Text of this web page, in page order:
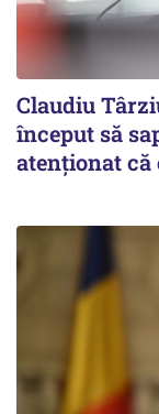
Claudiu
început să
atenționat că